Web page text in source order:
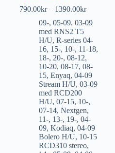
790.00kr – 1390.00kr
09-, 05-09, 03-09
med RNS2 T5
H/U, R-series 04-
16, 15-, 10-, 11-18,
18-, 20-, 08-12,
10-20, 08-17, 08-
15, Enyaq, 04-09
Stream H/U, 03-09
med RCD200
H/U, 07-15, 10-,
07-14, Nextgen,
11-, 13-, 19-, 04-
09, Kodiaq, 04-09
Bolero H/U, 10-15
RCD310 stereo,